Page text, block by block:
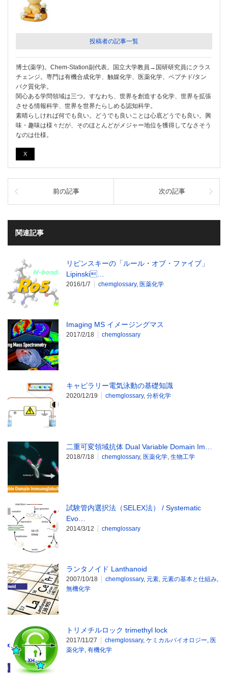
投稿者の記事一覧
博士(薬学)。Chem-Station副代表。国立大学教員→国研研究員にクラス
チェンジ。専門は有機合成化学、触媒化学、医薬化学、ペプチド/タン
パク質化学。
関心ある学問領域は三つ。すなわち、世界を創造する化学、世界を拡張
させる情報科学、世界を世界たらしめる認知科学。
素晴らしければ何でも良い。どうでも良いことは心底どうでも良い。興
味・趣味は様々だが、そのほとんどがメジャー地位を獲得してなさそう
なのは仕様。
X
前の記事 次の記事
関連記事
リピンスキーの「ルール・オブ・ファイブ」
Lipinski…
2016/1/7 chemglossary, 医薬化学
Imaging MS イメージングマス
2017/2/18 chemglossary
キャピラリー電気泳動の基礎知識
2020/12/19 chemglossary, 分析化学
二重可変領域抗体 Dual Variable Domain Im…
2018/7/18 chemglossary, 医薬化学, 生物工学
試験管内選択法（SELEX法） / Systematic
Evo…
2014/3/12 chemglossary
ランタノイド Lanthanoid
2007/10/18 chemglossary, 元素, 元素の基本と仕組み,
無機化学
トリメチルロック trimethyl lock
2017/11/27 chemglossary, ケミカルバイオロジー, 医
薬化学, 有機化学